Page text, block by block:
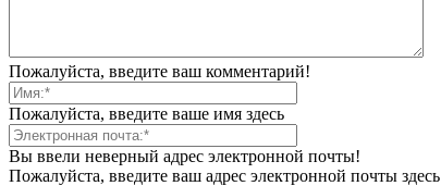
Пожалуйста, введите ваш комментарий!
Пожалуйста, введите ваше имя здесь
Вы ввели неверный адрес электронной почты!
Пожалуйста, введите ваш адрес электронной почты здесь